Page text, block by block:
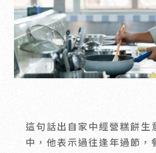
利害關係人
全台據點
客服中心
會員禮遇
人才招募
線上購物 會員禮遇
© 2026 JIU ZHEN NAN.CO
Site by 很好設計 Goods
這句話出自家中經營糕餅生
中，他表示過往逢年過節，